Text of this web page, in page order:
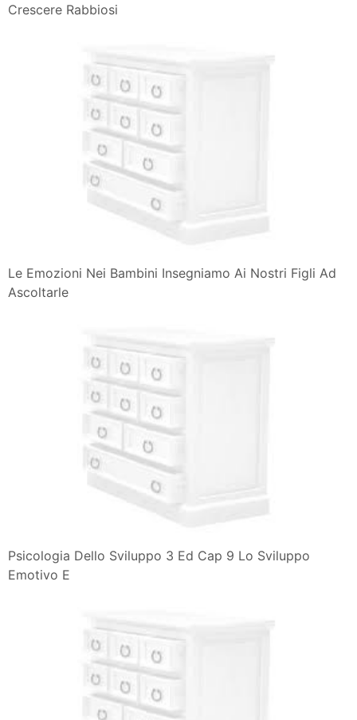
Crescere Rabbiosi
Le Emozioni Nei Bambini Insegniamo Ai Nostri Figli Ad
Ascoltarle
Psicologia Dello Sviluppo 3 Ed Cap 9 Lo Sviluppo
Emotivo E